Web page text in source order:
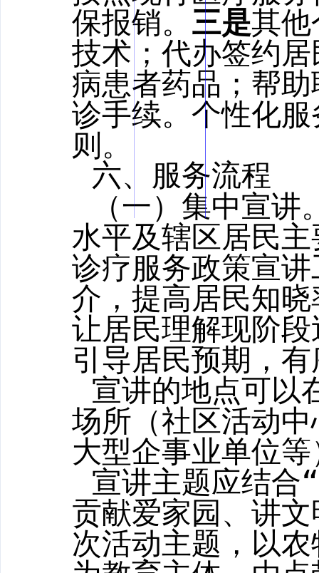
保报销。 三是其他
技术；代办签约
病患者药品；帮
诊手续。个性化
则。
六、服务流程
（一）集中宣讲
水平及辖区居民
诊疗服务政策宣
介，提高居民知
让居民理解现阶
引导居民预期，
宣讲的地点可以
场所（社区活动
大型企事业单位
宣讲主题应结合
贡献爱家园、讲
次活动主题，以